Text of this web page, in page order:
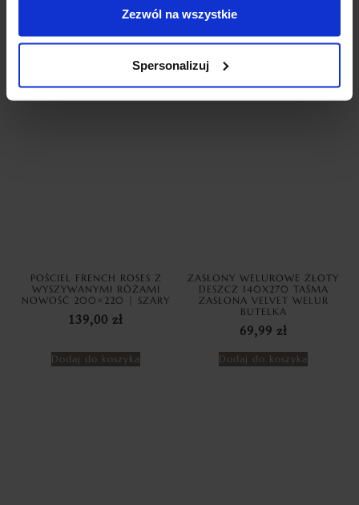
Zezwól na wszystkie
Spersonalizuj
FOREVER ROSE 140X250 RÓŻE
3D NOWOŚĆ! BRUDNY RÓŻ
WYSZYWANYMI RÓŻAMI
NOWOŚĆ 160×200 | SZARY
135,00zł
POŚCIEL FRENCH ROSES Z
WYSZYWANYMI RÓŻAMI
NOWOŚĆ 200×220 | SZARY
139,00 zł
Dodaj do koszyka
ZASŁONY WELUROWE ZŁOTY
DESZCZ 140X270 TAŚMA
ZASŁONA VELVET WELUR
BUTELKA
69,99 zł
Dodaj do koszyka